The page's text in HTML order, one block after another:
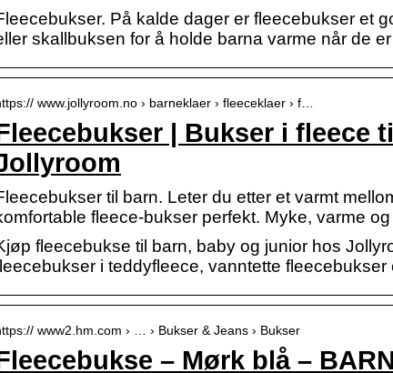
På kalde dager er fleecebukser et
skallbuksen for å holde barna varme når de
www.jollyroom.no › barneklaer › fleeceklaer › f…
| Bukser i fleece
til barn. Leter du etter et varmt
fleece-bukser perfekt. Myke, varme
fleecebukse til barn, baby og junior hos
i teddyfleece, vanntette
www2.hm.com › … › Bukser & Jeans › Bukser
– Mørk blå –